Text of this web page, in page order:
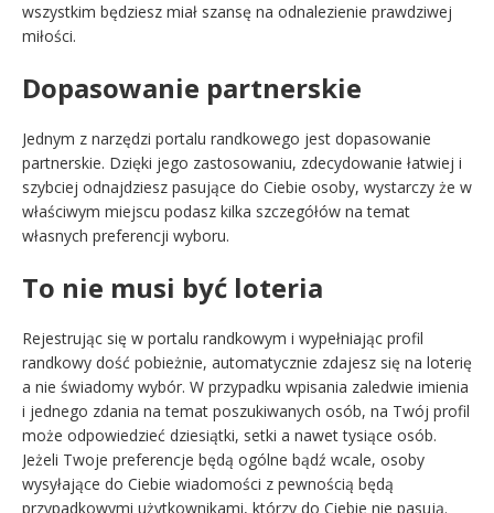
wszystkim będziesz miał szansę na odnalezienie prawdziwej
miłości.
Dopasowanie partnerskie
Jednym z narzędzi portalu randkowego jest dopasowanie
partnerskie. Dzięki jego zastosowaniu, zdecydowanie łatwiej i
szybciej odnajdziesz pasujące do Ciebie osoby, wystarczy że w
właściwym miejscu podasz kilka szczegółów na temat
własnych preferencji wyboru.
To nie musi być loteria
Rejestrując się w portalu randkowym i wypełniając profil
randkowy dość pobieżnie, automatycznie zdajesz się na loterię
a nie świadomy wybór. W przypadku wpisania zaledwie imienia
i jednego zdania na temat poszukiwanych osób, na Twój profil
może odpowiedzieć dziesiątki, setki a nawet tysiące osób.
Jeżeli Twoje preferencje będą ogólne bądź wcale, osoby
wysyłające do Ciebie wiadomości z pewnością będą
przypadkowymi użytkownikami, którzy do Ciebie nie pasują.